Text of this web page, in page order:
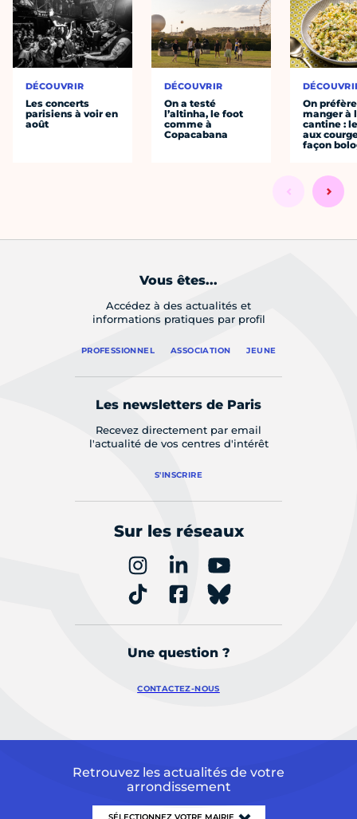
DÉCOUVRIR
Les concerts
parisiens à voir en
août
DÉCOUVRIR
On a testé
l’altinha, le foot
comme à
Copacabana
On préfère
manger à
cantine :
aux
façon
Vous êtes...
Accédez à des actualités et
informations pratiques par profil
PROFESSIONNEL ASSOCIATION JEUNE
Les newsletters de Paris
Recevez directement par email
l'actualité de vos centres d'intérêt
S'INSCRIRE
Sur les réseaux
Une question ?
CONTACTEZ-NOUS
Retrouvez les actualités de votre
arrondissement